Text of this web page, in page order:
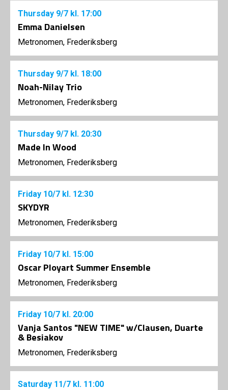
Thursday 9/7 kl. 17:00
Emma Danielsen
Metronomen, Frederiksberg
Thursday 9/7 kl. 18:00
Noah-Nilay Trio
Metronomen, Frederiksberg
Thursday 9/7 kl. 20:30
Made In Wood
Metronomen, Frederiksberg
Friday 10/7 kl. 12:30
SKYDYR
Metronomen, Frederiksberg
Friday 10/7 kl. 15:00
Oscar Ployart Summer Ensemble
Metronomen, Frederiksberg
Friday 10/7 kl. 20:00
Vanja Santos "NEW TIME" w/Clausen, Duarte
& Besiakov
Metronomen, Frederiksberg
Saturday 11/7 kl. 11:00